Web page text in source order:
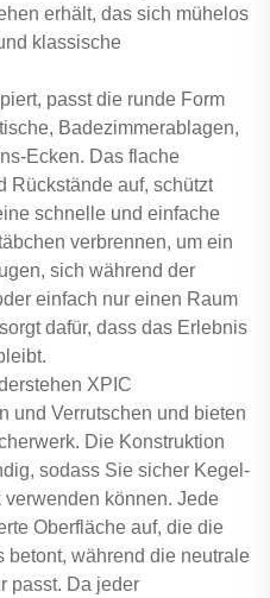
erhält, das sich mühelos
klassische
passt die runde Form
Badezimmerablagen,
Ecken. Das flache
Rückstände auf, schützt
schnelle und einfache
verbrennen, um ein
sich während der
einfach nur einen Raum
dafür, dass das Erlebnis
XPIC
und Verrutschen und bieten
Die Konstruktion
sodass Sie sicher Kegel-
können. Jede
Oberfläche auf, die die
betont, während die neutrale
passt. Da jeder